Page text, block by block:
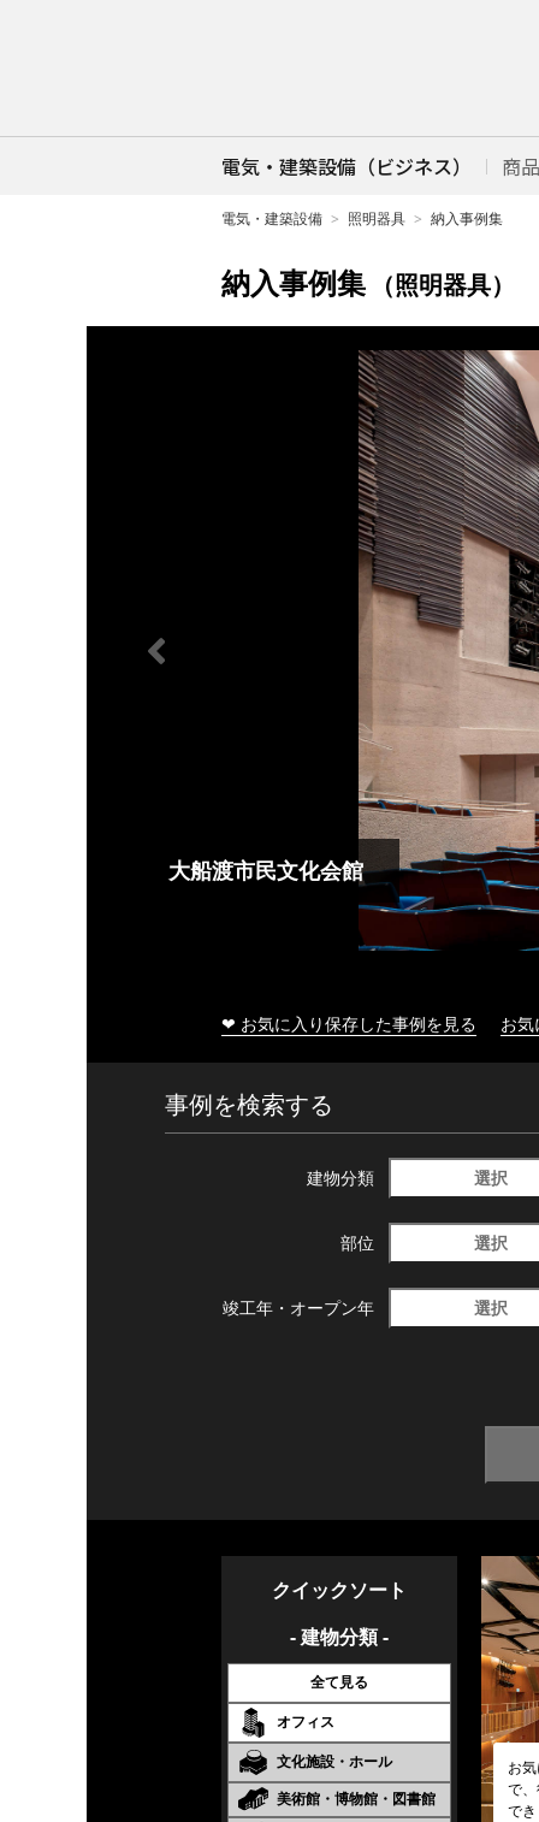
電気・建築設備（ビジネス） 商
電気・建築設備 照明器具 納入事例集
納入事例集 （照明器具）
大船渡市民文化会館
❤ お気に入り保存した事例を見る お
事例を検索する
建物分類 選択
部位 選択
竣工年・ オープン年 選択
クイックソート
- 建物分類 -
全て見る
オフィス
文化施設・ホール
美術館・博物館・図書館
お
で
で